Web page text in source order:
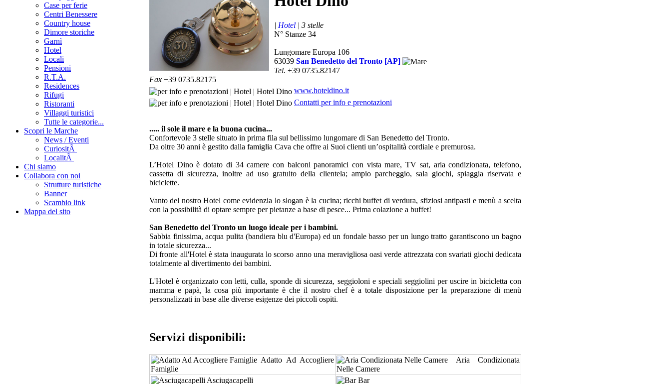
Case per ferie
Centri Benessere
Country house
Dimore storiche
Garnì
Hotel
Locali
Pensioni
R.T.A.
Residences
Rifugi
Ristoranti
Villaggi turistici
Tutte le categorie...
Scopri le Marche
News / Eventi
CuriositÃ
LocalitÃ
Chi siamo
Collabora con noi
Strutture turistiche
Banner
Scambio link
Mappa del sito
| Hotel | 3 stelle
N° Stanze 34
Lungomare Europa 106
63039 San Benedetto del Tronto [AP]
Tel. +39 0735.82147
Fax +39 0735.82175
www.hoteldino.it
Contatti per info e prenotazioni
..... il sole il mare e la buona cucina...
Confortevole 3 stelle situato in prima fila sul bellissimo lungomare di San Benedetto del Tronto.
Da oltre 30 anni è gestito dalla famiglia Cava che offre ai Suoi clienti un’ospitalità cordiale e premurosa.
L’Hotel Dino è dotato di 34 camere con balconi panoramici con vista mare, TV sat, aria condizionata, telefono,
cassetta di sicurezza, inoltre ad uso gratuito della clientela; ampio parcheggio, sala giochi, spiaggia riservata e
biciclette.
Vanto del nostro Hotel come evidenzia lo slogan è la cucina; ricchi buffet di verdura, sfiziosi antipasti e menù a scelta
con la possibilità di optare sempre per pietanze a base di pesce... Prima colazione a buffet!
San Benedetto del Tronto un luogo ideale per i bambini.
Sabbia finissima, acqua pulita (bandiera blu d'Europa) ed un fondale basso per un lungo tratto garantiscono un bagno
in totale sicurezza...
Di fronte all'Hotel è stata inaugurata lo scorso anno una meravigliosa oasi verde attrezzata con svariati giochi dedicata
totalmente al divertimento dei bambini.
L'Hotel è organizzato con letti, culla, sponde di sicurezza, seggioloni e speciali seggiolini per uscire in bicicletta con
mamma e papà, la cosa più importante è che il nostro chef è a totale disposizione per la preparazione di menù
personalizzati in base alle diverse esigenze dei piccoli ospiti.
Servizi disponibili:
Adatto Ad Accogliere
Famiglie
Aria Condizionata
Nelle Camere
Asciugacapelli
Bar